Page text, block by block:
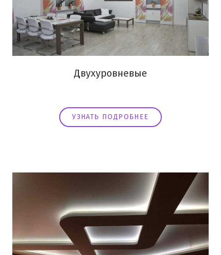
Двухуровневые
УЗНАТЬ ПОДРОБНЕЕ